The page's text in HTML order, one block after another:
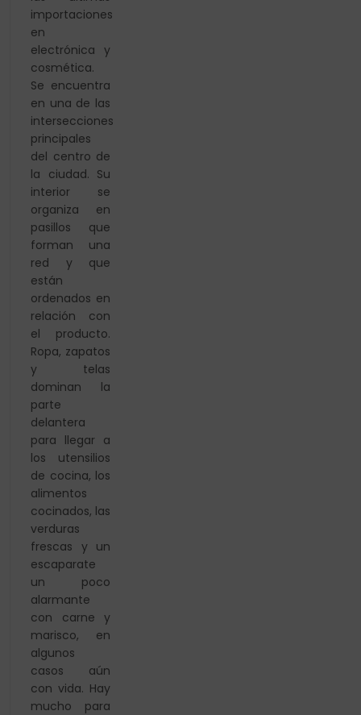
importaciones
en
electrónica y
cosmética.
Se encuentra
en una de las
intersecciones
principales
del centro de
la ciudad. Su
interior se
organiza en
pasillos que
forman una
red y que
están
ordenados en
relación con
el producto.
Ropa, zapatos
y telas
dominan la
parte
delantera
para llegar a
los utensilios
de cocina, los
alimentos
cocinados, las
verduras
frescas y un
escaparate
un poco
alarmante
con carne y
marisco, en
algunos
casos aún
con vida. Hay
mucho para